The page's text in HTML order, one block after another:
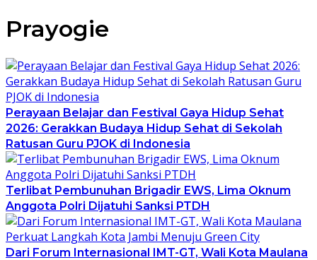
Prayogie
Perayaan Belajar dan Festival Gaya Hidup Sehat
2026: Gerakkan Budaya Hidup Sehat di Sekolah
Ratusan Guru PJOK di Indonesia
Terlibat Pembunuhan Brigadir EWS, Lima Oknum
Anggota Polri Dijatuhi Sanksi PTDH
Dari Forum Internasional IMT-GT, Wali Kota Maulana